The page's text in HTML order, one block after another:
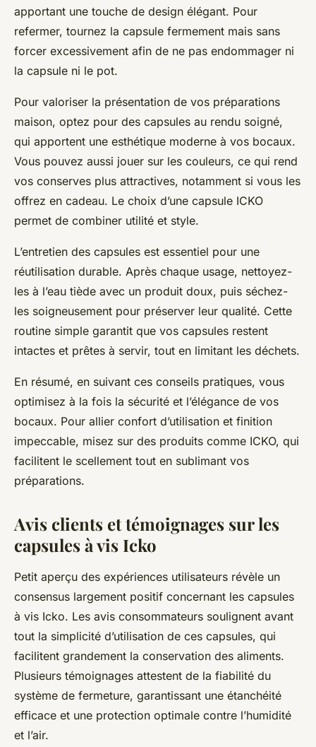
apportant une touche de design élégant. Pour
refermer, tournez la capsule fermement mais sans
forcer excessivement afin de ne pas endommager ni
la capsule ni le pot.
Pour valoriser la présentation de vos préparations
maison, optez pour des capsules au rendu soigné,
qui apportent une esthétique moderne à vos bocaux.
Vous pouvez aussi jouer sur les couleurs, ce qui rend
vos conserves plus attractives, notamment si vous les
offrez en cadeau. Le choix d’une capsule ICKO
permet de combiner utilité et style.
L’entretien des capsules est essentiel pour une
réutilisation durable. Après chaque usage, nettoyez-
les à l’eau tiède avec un produit doux, puis séchez-
les soigneusement pour préserver leur qualité. Cette
routine simple garantit que vos capsules restent
intactes et prêtes à servir, tout en limitant les déchets.
En résumé, en suivant ces conseils pratiques, vous
optimisez à la fois la sécurité et l’élégance de vos
bocaux. Pour allier confort d’utilisation et finition
impeccable, misez sur des produits comme ICKO, qui
facilitent le scellement tout en sublimant vos
préparations.
Avis clients et témoignages sur les
capsules à vis Icko
Petit aperçu des expériences utilisateurs révèle un
consensus largement positif concernant les capsules
à vis Icko. Les avis consommateurs soulignent avant
tout la simplicité d’utilisation de ces capsules, qui
facilitent grandement la conservation des aliments.
Plusieurs témoignages attestent de la fiabilité du
système de fermeture, garantissant une étanchéité
efficace et une protection optimale contre l’humidité
et l’air.